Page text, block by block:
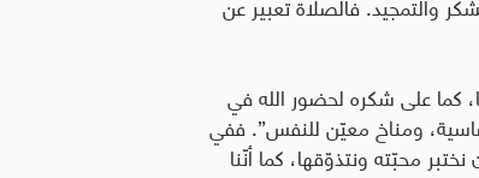
كما على شكره لحضور الله في
ومناخ معيّن للنفس”. ففي
محبّته ونتذوّقها، كما أنّنا